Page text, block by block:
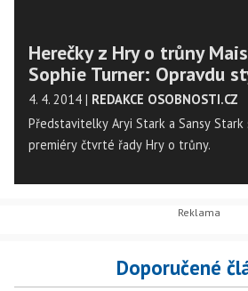
Herečky z Hry o trůny
Sophie Turner: Opravdu
4. 4. 2014 | REDAKCE OSOBNOSTI.CZ
Představitelky Aryi Stark a Sansy
premiéry čtvrté řady Hry o trůny.
Doporučené